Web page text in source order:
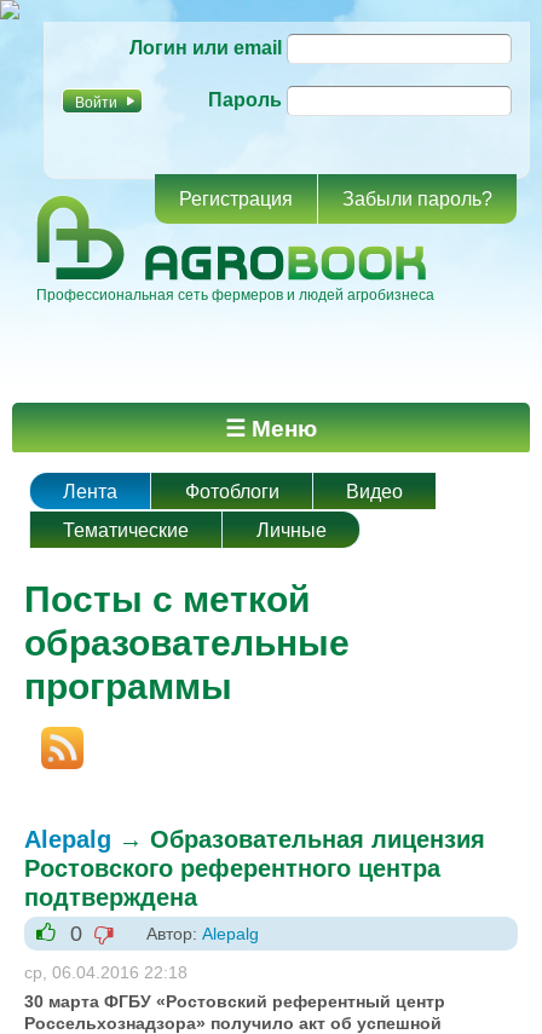
основному
Логин или email
Пароль
Регистрация Забыли пароль?
Профессиональная сеть фермеров и людей агробизнеса
Главное меню ☰ Меню
Лента Фотоблоги
Видео
Тематические
Личные
Посты с меткой
образовательные
программы
Alepalg → Образовательная лицензия
Ростовского референтного центра
подтверждена
+1
0
-1
Автор: Alepalg
ср, 06.04.2016 22:18
30 марта ФГБУ «Ростовский референтный центр
Россельхознадзора» получило акт об успешной